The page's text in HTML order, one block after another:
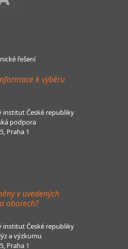
řešení
k výběru
institut České republiky
podpora
Praha 1
v uvedených
oborech?
institut České republiky
a výzkumu
Praha 1